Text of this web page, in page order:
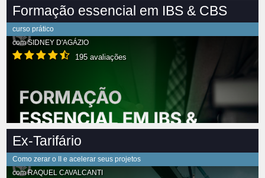
Formação essencial em IBS & CBS
curso prático
comSIDNEY D'AGÁZIO
195 avaliações
Ex-Tarifário
Como zerar o II e acelerar seus projetos
comRAQUEL CAVALCANTI